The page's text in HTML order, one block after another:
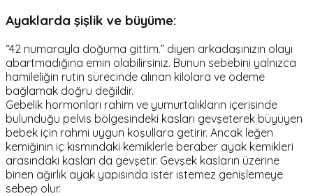
Ayaklarda şişlik ve büyüme:
“42 numarayla doğuma gittim.” diyen arkadaşınızın olayı
abartmadığına emin olabilirsiniz. Bunun sebebini yalnızca
hamileliğin rutin sürecinde alınan kilolara ve ödeme
bağlamak doğru değildir.
Gebelik hormonları rahim ve yumurtalıkların içerisinde
bulunduğu pelvis bölgesindeki kasları gevşeterek büyüyen
bebek için rahmi uygun koşullara getirir. Ancak leğen
kemiğinin iç kısmındaki kemiklerle beraber ayak kemikleri
arasındaki kasları da gevşetir. Gevşek kasların üzerine
binen ağırlık ayak yapısında ister istemez genişlemeye
sebep olur.